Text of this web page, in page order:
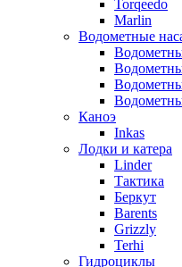
Torqeedo
Marlin
Водометные
Каноэ
Inkas
Лодки и катера
Linder
Тактика
Беркут
Barents
Grizzly
Terhi
Гидроциклы